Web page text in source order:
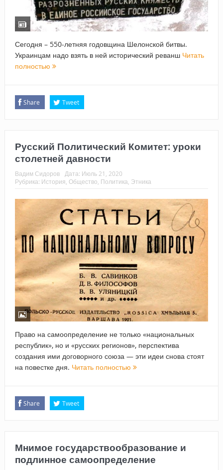
Сегодня – 550-летняя годовщина Шелонской битвы.
Украинцам надо взять в ней исторический реванш Читать
полностью
Share Tweet
Русский Политический Комитет: уроки
столетней давности
Вадим Сидоров Дата: Июль 21, 2020
Рубрика: История, Общество, Политика, Этника
Право на самоопределение не только «национальных
республик», но и «русских регионов», перспектива
создания ими договорного союза — эти идеи снова стоят
на повестке дня. Читать полностью
Share Tweet
Мнимое государствообразование и
подлинное самоопределение